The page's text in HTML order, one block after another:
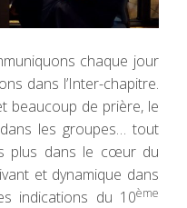
chaque jour
dans l’Inter-chapitre.
beaucoup de prière, le
les groupes… tout
plus dans le cœur du
et dynamique dans
indications du 10ème